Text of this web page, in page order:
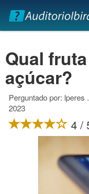
Qual
açúcar?
Perguntado por: lperes
2023
4 /